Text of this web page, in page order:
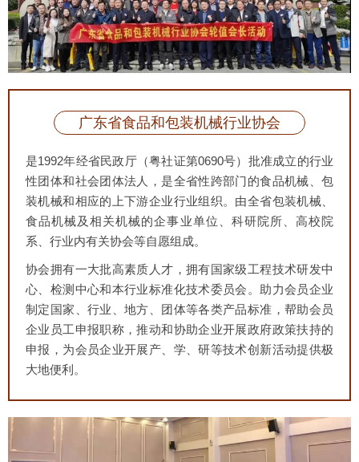
广东省食品和包装机械行业协会
是1992年经省民政厅（粤社证第0690号）批准成立的行业
性团体和社会团体法人，是全省性跨部门的食品机械、包
装机械和相应的上下游企业行业组织。由全省包装机械、
食品机械及相关机械的企事业单位、科研院所、高校院
系、行业内有关协会等自愿组成。
协会拥有一大批高素质人才，拥有国家级工程技术研发中
心、检测中心和本行业标准化技术委员会。助力会员企业
制定国家、行业、地方、团体等各类产品标准，帮助会员
企业员工申报职称，推动和协助企业开展政府政策扶持的
申报，为会员企业开展产、学、研等技术创新活动提供极
大地便利。